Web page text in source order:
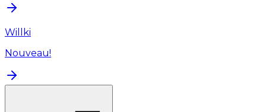
Willki
Nouveau!